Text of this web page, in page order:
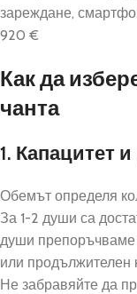
зареждане,
920 €
Как да
чанта
1. Капацитет
Обемът определя
За 1-2 души са
души препоръчваме
или продължителен
Не забравяйте да